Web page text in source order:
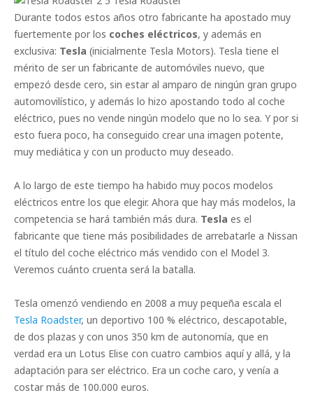
Durante todos estos años otro fabricante ha apostado muy
fuertemente por los coches eléctricos, y además en
exclusiva: Tesla (inicialmente Tesla Motors). Tesla tiene el
mérito de ser un fabricante de automóviles nuevo, que
empezó desde cero, sin estar al amparo de ningún gran grupo
automovilístico, y además lo hizo apostando todo al coche
eléctrico, pues no vende ningún modelo que no lo sea. Y por si
esto fuera poco, ha conseguido crear una imagen potente,
muy mediática y con un producto muy deseado.
A lo largo de este tiempo ha habido muy pocos modelos
eléctricos entre los que elegir. Ahora que hay más modelos, la
competencia se hará también más dura. Tesla es el
fabricante que tiene más posibilidades de arrebatarle a Nissan
el título del coche eléctrico más vendido con el Model 3.
Veremos cuánto cruenta será la batalla.
Tesla omenzó vendiendo en 2008 a muy pequeña escala el
Tesla Roadster, un deportivo 100 % eléctrico, descapotable,
de dos plazas y con unos 350 km de autonomía, que en
verdad era un Lotus Elise con cuatro cambios aquí y allá, y la
adaptación para ser eléctrico. Era un coche caro, y venía a
costar más de 100.000 euros.